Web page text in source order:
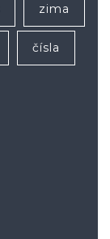
zima
čísla